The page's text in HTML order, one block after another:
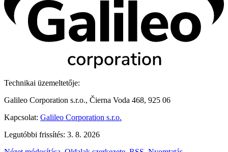
Technikai üzemeltetője:
Galileo Corporation s.r.o., Čierna Voda 468, 925 06
Kapcsolat: Galileo Corporation s.r.o.
Legutóbbi frissítés: 3. 8. 2026